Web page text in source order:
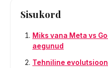
Sisukord
Miks vana Meta vs
aegunud
Tehniline